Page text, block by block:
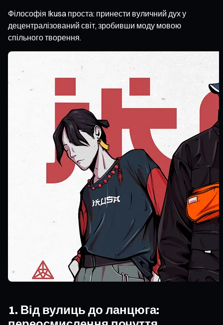
Філософія Ikusa проста: принести вуличний дух у
децентралізований світ, зробивши моду мовою
спільного творення.
1. Від вулиць до ланцюга: